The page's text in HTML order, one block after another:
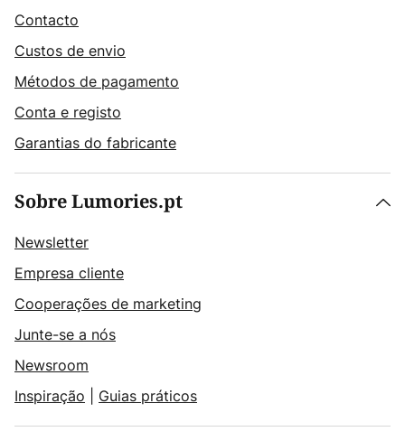
Contacto
Custos de envio
Métodos de pagamento
Conta e registo
Garantias do fabricante
Sobre Lumories.pt
Newsletter
Empresa cliente
Cooperações de marketing
Junte-se a nós
Newsroom
Inspiração
Guias práticos